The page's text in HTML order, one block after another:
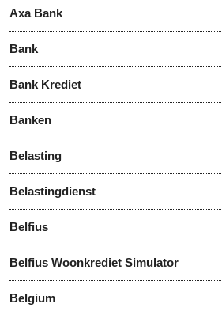
Axa Bank
Bank
Bank Krediet
Banken
Belasting
Belastingdienst
Belfius
Belfius Woonkrediet Simulator
Belgium